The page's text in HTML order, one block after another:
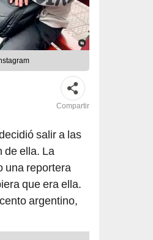
Compartir
salir a las
de ella. La
una reportera
que era ella.
argentino,